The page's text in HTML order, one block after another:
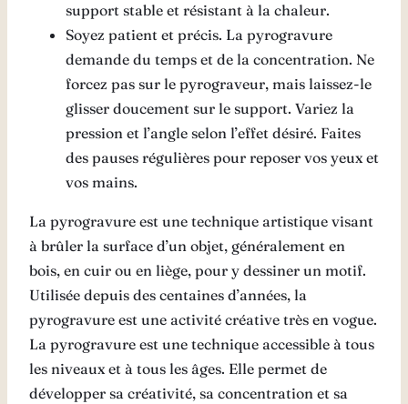
support stable et résistant à la chaleur.
Soyez patient et précis. La pyrogravure
demande du temps et de la concentration. Ne
forcez pas sur le pyrograveur, mais laissez-le
glisser doucement sur le support. Variez la
pression et l’angle selon l’effet désiré. Faites
des pauses régulières pour reposer vos yeux et
vos mains.
La pyrogravure est une technique artistique visant
à brûler la surface d’un objet, généralement en
bois, en cuir ou en liège, pour y dessiner un motif.
Utilisée depuis des centaines d’années, la
pyrogravure est une activité créative très en vogue.
La pyrogravure est une technique accessible à tous
les niveaux et à tous les âges. Elle permet de
développer sa créativité, sa concentration et sa